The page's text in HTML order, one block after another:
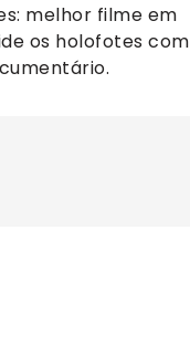
melhor filme em
os holofotes com